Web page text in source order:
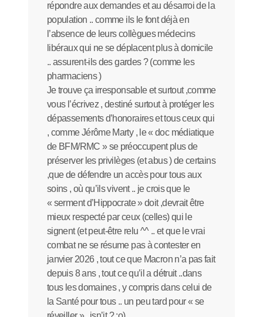
répondre aux demandes et au désarroi de la
population .. comme ils le font déjà en
l’absence de leurs collègues médecins
libéraux qui ne se déplacent plus à domicile
.. assurent-ils des gardes ? (comme les
pharmaciens )
Je trouve ça irresponsable et surtout ,comme
vous l’écrivez , destiné surtout à protéger les
dépassements d’honoraires et tous ceux qui
, comme Jérôme Marty , le « doc médiatique
de BFM/RMC » se préoccupent plus de
préserver les privilèges (et abus ) de certains
,que de défendre un accès pour tous aux
soins , où qu’ils vivent .. je crois que le
« serment d’Hippocrate » doit ,devrait être
mieux respecté par ceux (celles) qui le
signent (et peut-être relu ^^ .. et que le vrai
combat ne se résume pas à contester en
janvier 2026 , tout ce que Macron n’a pas fait
depuis 8 ans , tout ce qu’il a détruit ..dans
tous les domaines , y compris dans celui de
la Santé pour tous .. un peu tard pour « se